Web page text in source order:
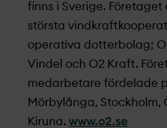
finns i Sverige. Företaget
största
operativa dotterbolag;
Vindel och O2 Kraft.
medarbetare fördelade
Mörbylånga, Stockholm,
Kiruna. www.o2.se